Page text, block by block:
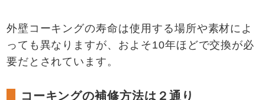
外壁コーキングの寿命は使用する場所や素材によ
っても異なりますが、およそ10年ほどで交換が必
要だとされています。
コーキングの補修方法は２通り